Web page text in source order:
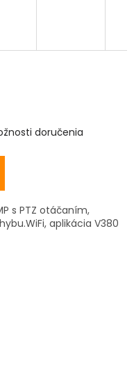
doručenia
s PTZ otáčaním,
aplikácia V380